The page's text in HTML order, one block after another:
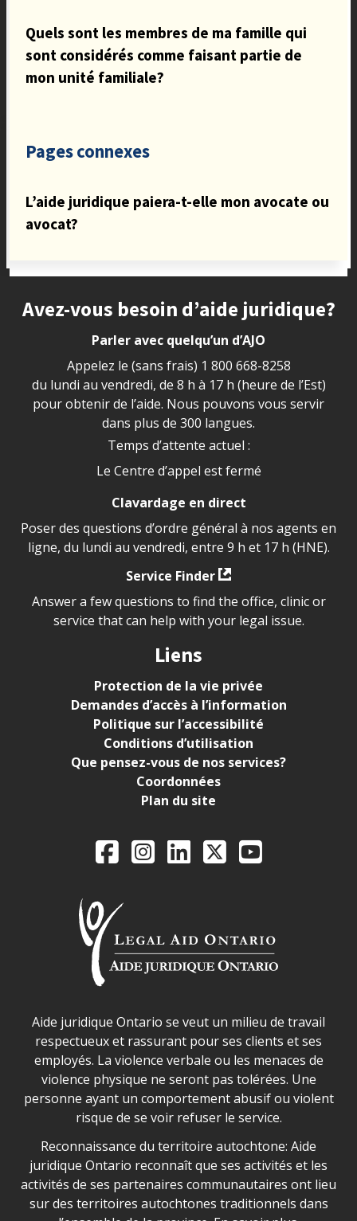
Quels sont les membres de ma famille qui
sont considérés comme faisant partie de
mon unité familiale?
Pages connexes
L’aide juridique paiera-t-elle mon avocate ou
avocat?
Site footer
Avez-vous besoin d’aide juridique?
Parler avec quelqu’un d’AJO
Appelez le (sans frais) 1 800 668-8258
du lundi au vendredi, de 8 h à 17 h (heure de l’Est)
pour obtenir de l’aide. Nous pouvons vous servir
dans plus de 300 langues.
Temps d’attente actuel :
Le Centre d’appel est fermé
Clavardage en direct
Poser des questions d’ordre général à nos agents en
ligne, du lundi au vendredi, entre 9 h et 17 h (HNE).
Service Finder
Answer a few questions to find the office, clinic or
service that can help with your legal issue.
Liens
Protection de la vie privée
Demandes d’accès à l’information
Politique sur l’accessibilité
Conditions d’utilisation
Que pensez-vous de nos services?
Coordonnées
Plan du site
Legal Aid Ontario
FacebookInstagram
LinkedIn
X YouTube
Déclaration sur la sécurité dans les locaux d'AJO.
Aide juridique Ontario se veut un milieu de travail
respectueux et rassurant pour ses clients et ses
employés. La violence verbale ou les menaces de
violence physique ne seront pas tolérées. Une
personne ayant un comportement abusif ou violent
risque de se voir refuser le service.
Legal Aid Ontario land acknowledgement
Reconnaissance du territoire autochtone: Aide
juridique Ontario reconnaît que ses activités et les
activités de ses partenaires communautaires ont lieu
sur des territoires autochtones traditionnels dans